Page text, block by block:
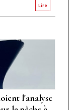
Lire
l'analyse